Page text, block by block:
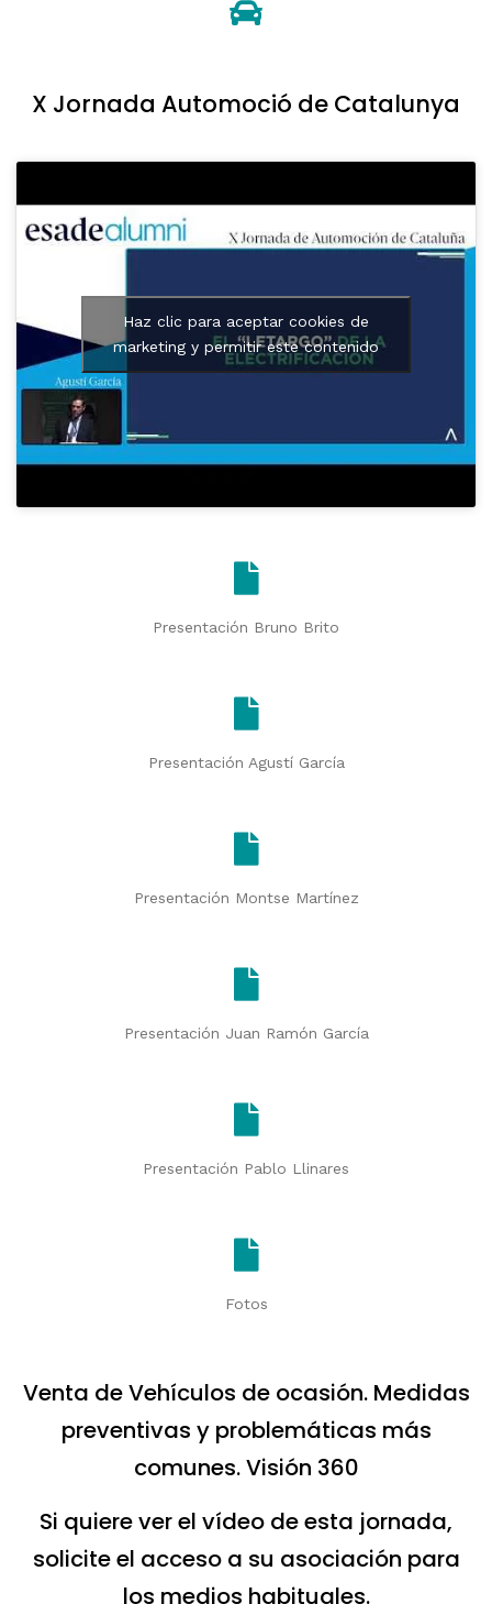
X Jornada Automoció de Catalunya
Haz clic para aceptar cookies de
marketing y permitir este contenido
Presentación Bruno Brito
Presentación Agustí García
Presentación Montse Martínez
Presentación Juan Ramón García
Presentación Pablo Llinares
Fotos
Venta de Vehículos de ocasión. Medidas
preventivas y problemáticas más
comunes. Visión 360
Si quiere ver el vídeo de esta jornada,
solicite el acceso a su asociación para
los medios habituales.